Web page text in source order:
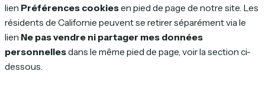
lien Préférences cookiesen pied de page de notre site. Les
résidents de Californie peuvent se retirer séparément via le
lien Ne pas vendre ni partager mes données
personnellesdans le même pied de page, voir la section ci-
dessous.